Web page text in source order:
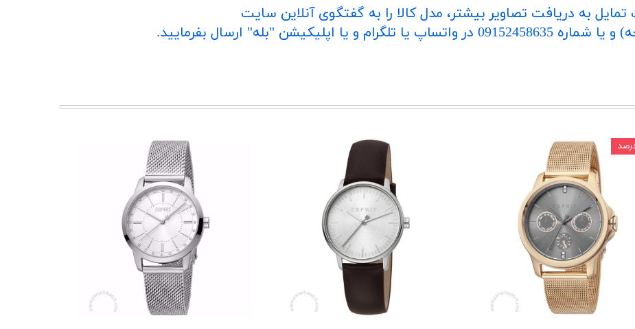
به دریافت تصاویر بیشتر، مدل کالا را به گفتگوی آنلاین سایت
و یا اپلیکیشن "بله" ارسال بفرمایید.